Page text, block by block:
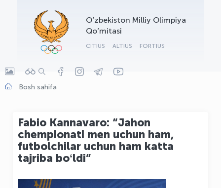
O‘zbekiston Milliy Olimpiya
Qo‘mitasi
CITIUS ALTIUS FORTIUS
Bosh sahifa
Fabio Kannavaro: “Jahon
chempionati men uchun ham,
futbolchilar uchun ham katta
tajriba boʻldi”
OLYMPCHIK AI - yordamchi
Onlayn · olympic.uz